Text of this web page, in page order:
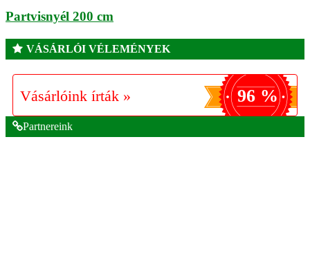
Partvisnyél 200 cm
VÁSÁRLÓI VÉLEMÉNYEK
Vásárlóink írták » 96 %
Partnereink